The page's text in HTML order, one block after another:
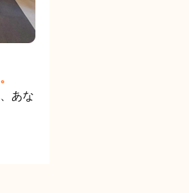
あな